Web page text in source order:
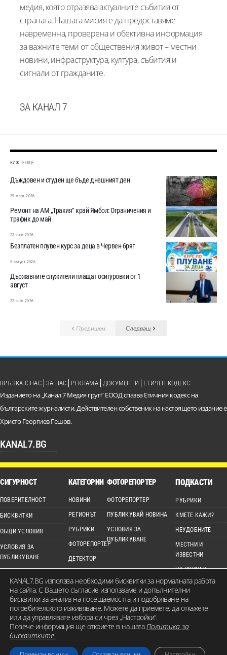
медия, която отразява актуалните събития от
страната. Нашата мисия е да предоставяме
навременна, проверена и обективна информация
за важните теми от обществения живот – местни
новини, инфраструктура, култура, събития и
сигнали от гражданите.
ЗА КАНАЛ 7
ВИЖТЕ ОЩЕ
Дъждовен и студен ще бъде днешният ден
29 март 2026
Ремонт на АМ „Тракия“ край Ямбол: Ограничения и
трафик до май
23 юни 2026
Безплатен плувен курс за деца в Червен бряг
5 август 2026
Държавните служители плащат осигуровки от 1
август
22 юли 2026
Предишен Следващ
Изданието на „Канал 7 Медия груп“ ЕООД спазва Етичния кодекс на
българските журналисти. Действителен собственик на настоящето издание е
Христо Георгиев Гешов.
KANAL7.BG
ВРЪЗКА С НАС ЗА НАС РЕКЛАМА ДОКУМЕНТИ ЕТИЧЕН КОДЕКС
СИГУРНОСТ
ПОВЕРИТЕЛНОСТ
БИСКВИТКИ
ОБЩИ УСЛОВИЯ
УСЛОВИЯ ЗА
ПУБЛИКУВАНЕ
КАРТА НА САЙТА
КАТЕГОРИИ
НОВИНИ
РЕГИОНЪТ
РУБРИКИ
ФОТОРЕПОРТЕР
ДЕТЕКТОР
ФОТОРЕПОРТЕР
ФОТОРЕПОРТЕР
ПУБЛИКУВАЙ НОВИНА
УСЛОВИЯ ЗА
ПУБЛИКУВАНЕ
ПОДКАСТИ
РУБРИКИ
КМЕТЕ КАЖИ?
НЕУДОБНИТЕ
МЕСТНИ И
ИЗВЕСТНИ
НА ПРИЦЕЛ
© 2026 KANAL7.BG – МЕСТЕН ГЛАС. Всички права запазени. Съдържанието на
KANAL7.BG използва необходими бисквитки за нормалната работа
на сайта. С Вашето съгласие използваме и допълнителни
бисквитки за анализ на посещаемостта и подобряване на
потребителското изживяване. Можете да приемете, да откажете
или да управлявате избора си чрез „Настройки“.
Повече информация ще откриете в нашатаПолитика за
бисквитките.